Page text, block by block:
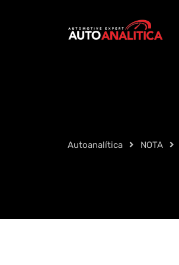
Autoanalítica NOTA